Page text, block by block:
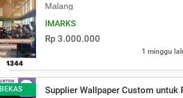
Malang
IMARKS
Rp 3.000.000
1 minggu
BEKAS Supplier Wallpaper Custom untuk